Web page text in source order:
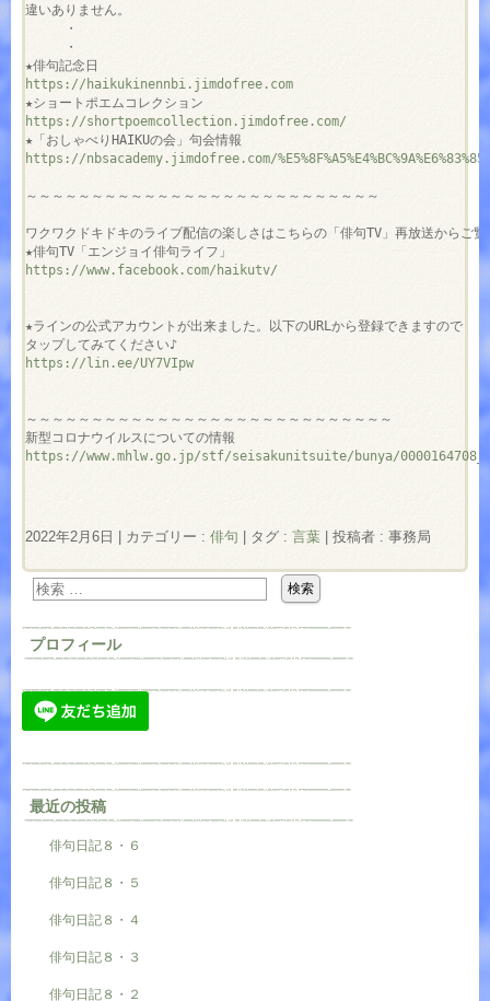
違いありません。
・
・
https://haikukinennbi.jimdofree.com
https://shortpoemcollection.jimdofree.com/
https://nbsacademy.jimdofree.com/
ワクワクドキドキのライブ配信の楽しさはこちらの「俳句TV」再放送からご
https://www.facebook.com/haikutv/
★ラインの公式アカウントが出来ました。以下のURLから登録できますので
https://lin.ee/UY7VIpw
～～～～～～～～～～～～～～～～～～～～～～～～～～～～
https://www.mhlw.go.jp/stf/seisakunitsuite/bunya/
2022年2月6日 カテゴリー : 俳句 タグ : 言葉 投稿者 : 事務局
プロフィール
最近の投稿
俳句日記８・６
俳句日記８・５
俳句日記８・４
俳句日記８・３
俳句日記８・２